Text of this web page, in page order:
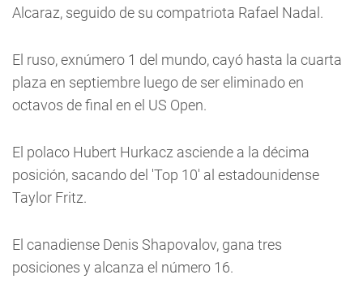
Alcaraz, seguido de su compatriota Rafael Nadal.
El ruso, exnúmero 1 del mundo, cayó hasta la cuarta
plaza en septiembre luego de ser eliminado en
octavos de final en el US Open.
El polaco Hubert Hurkacz asciende a la décima
posición, sacando del 'Top 10' al estadounidense
Taylor Fritz.
El canadiense Denis Shapovalov, gana tres
posiciones y alcanza el número 16.